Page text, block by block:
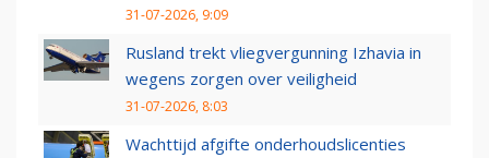
31-07-2026, 9:09
Rusland trekt vliegvergunning Izhavia in
wegens zorgen over veiligheid
31-07-2026, 8:03
Wachttijd afgifte onderhoudslicenties